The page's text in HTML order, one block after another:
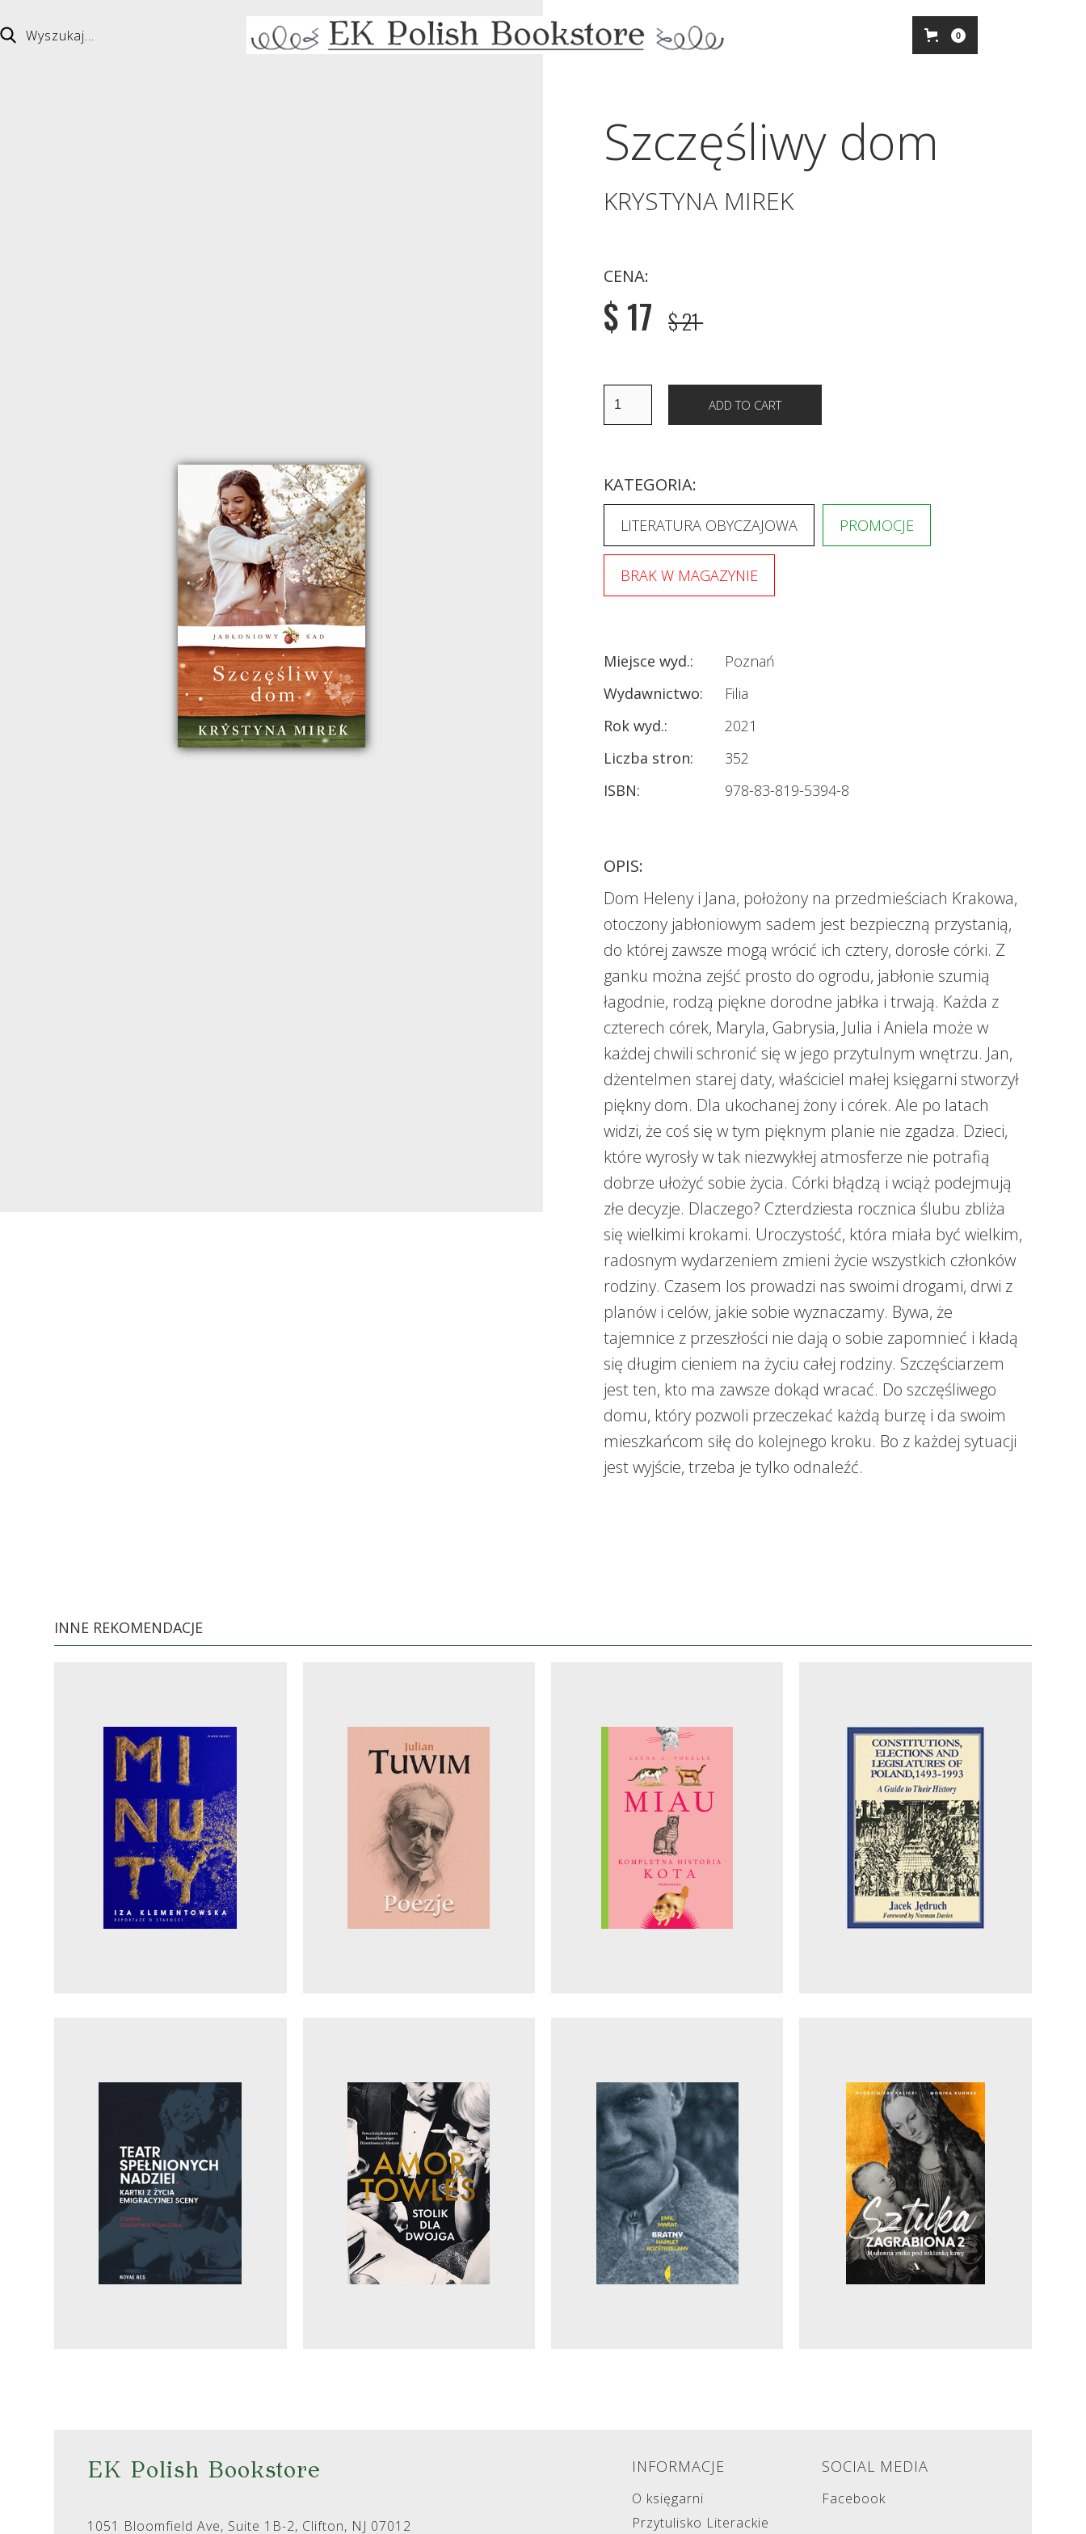
0
Szczęśliwy dom
KRYSTYNA MIREK
CENA:
$ 17 $ 21
KATEGORIA:
LITERATURA OBYCZAJOWA PROMOCJE
BRAK W MAGAZYNIE
Miejsce wyd.:
Poznań
Wydawnictwo:
Filia
Rok wyd.:
2021
Liczba stron:
352
ISBN:
978-83-819-5394-8
OPIS:
Dom Heleny i Jana, położony na przedmieściach Krakowa,
otoczony jabłoniowym sadem jest bezpieczną przystanią,
do której zawsze mogą wrócić ich cztery, dorosłe córki. Z
ganku można zejść prosto do ogrodu, jabłonie szumią
łagodnie, rodzą piękne dorodne jabłka i trwają. Każda z
czterech córek, Maryla, Gabrysia, Julia i Aniela może w
każdej chwili schronić się w jego przytulnym wnętrzu. Jan,
dżentelmen starej daty, właściciel małej księgarni stworzył
piękny dom. Dla ukochanej żony i córek. Ale po latach
widzi, że coś się w tym pięknym planie nie zgadza. Dzieci,
które wyrosły w tak niezwykłej atmosferze nie potrafią
dobrze ułożyć sobie życia. Córki błądzą i wciąż podejmują
złe decyzje. Dlaczego? Czterdziesta rocznica ślubu zbliża
się wielkimi krokami. Uroczystość, która miała być wielkim,
radosnym wydarzeniem zmieni życie wszystkich członków
rodziny. Czasem los prowadzi nas swoimi drogami, drwi z
planów i celów, jakie sobie wyznaczamy. Bywa, że
tajemnice z przeszłości nie dają o sobie zapomnieć i kładą
się długim cieniem na życiu całej rodziny. Szczęściarzem
jest ten, kto ma zawsze dokąd wracać. Do szczęśliwego
domu, który pozwoli przeczekać każdą burzę i da swoim
mieszkańcom siłę do kolejnego kroku. Bo z każdej sytuacji
jest wyjście, trzeba je tylko odnaleźć.
INNE REKOMENDACJE
EK Polish Bookstore
1051 Bloomfield Ave, Suite 1B-2, Clifton, NJ 07012
INFORMACJE
O księgarni
Przytulisko Literackie
SOCIAL MEDIA
Facebook